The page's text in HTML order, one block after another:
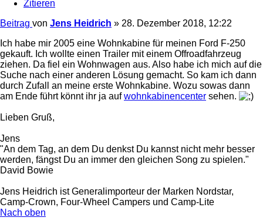
Zitieren
Beitrag von Jens Heidrich » 28. Dezember 2018, 12:22
Ich habe mir 2005 eine Wohnkabine für meinen Ford F-250
gekauft. Ich wollte einen Trailer mit einem Offroadfahrzeug
ziehen. Da fiel ein Wohnwagen aus. Also habe ich mich auf die
Suche nach einer anderen Lösung gemacht. So kam ich dann
durch Zufall an meine erste Wohnkabine. Wozu sowas dann
am Ende führt könnt ihr ja aufwohnkabinencenter sehen.
Lieben Gruß,
Jens
"An dem Tag, an dem Du denkst Du kannst nicht mehr besser
werden, fängst Du an immer den gleichen Song zu spielen."
David Bowie
Jens Heidrich ist Generalimporteur der Marken Nordstar,
Camp-Crown, Four-Wheel Campers und Camp-Lite
Nach oben